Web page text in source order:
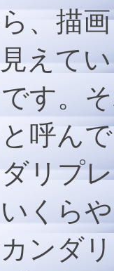
、描
えて
す。
呼ん
リプ
くら
ンダ